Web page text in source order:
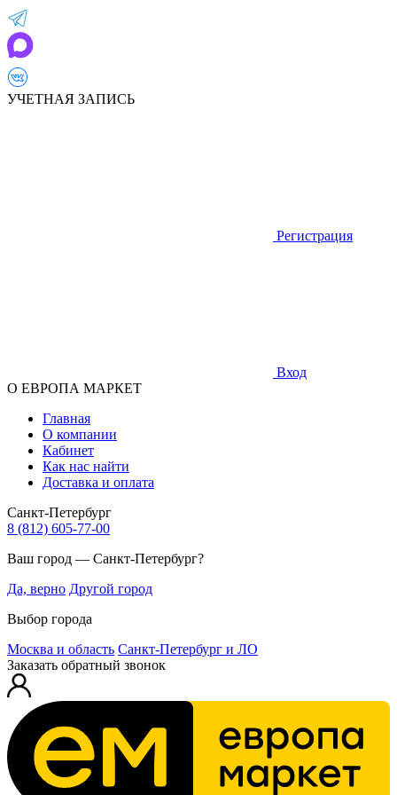
УЧЕТНАЯ ЗАПИСЬ
Регистрация
Вход
О ЕВРОПА МАРКЕТ
Главная
О компании
Кабинет
Как нас найти
Доставка и оплата
Санкт-Петербург
8 (812) 605-77-00
Ваш город — Санкт-Петербург?
Да, верно Другой город
Выбор города
Москва и область Санкт-Петербург и ЛО
Заказать обратный звонок